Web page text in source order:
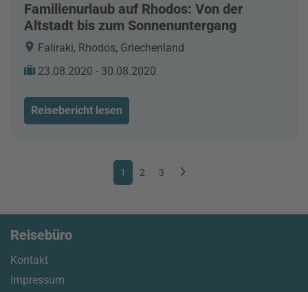
Familienurlaub auf Rhodos: Von der
Altstadt bis zum Sonnenuntergang
Faliraki, Rhodos, Griechenland
23.08.2020 - 30.08.2020
Reisebericht lesen
1 2 3
Reisebüro
Kontakt
Impressum